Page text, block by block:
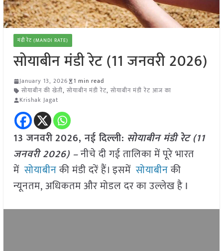
मंडी रेट (MANDI RATE)
सोयाबीन मंडी रेट (11 जनवरी 2026)
January 13, 2026
1 min read
सोयाबीन की खेती, सोयाबीन मंडी रेट, सोयाबीन मंडी रेट आज का
Krishak Jagat
13 जनवरी2026, नई दिल्ली: सोयाबीन मंडी रेट (11
जनवरी 2026) –नीचे दी गई तालिका में पूरे भारत
में सोयाबीनकी मंडी दरें हैं। इसमें सोयाबीनकी
न्यूनतम, अधिकतम और मोडल दर का उल्लेख है I